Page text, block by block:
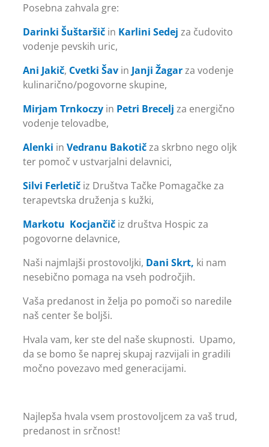
Posebna zahvala gre:
Darinki Šuštaršič in Karlini Sedej za čudovito
vodenje pevskih uric,
Ani Jakič, Cvetki Šav in Janji Žagarza vodenje
kulinarično/pogovorne skupine,
Mirjam Trnkoczy in Petri Brecelj za energično
vodenje telovadbe,
Alenki in Vedranu Bakotičza skrbno nego oljk
ter pomoč v ustvarjalni delavnici,
Silvi Ferletič iz Društva Tačke Pomagačke za
terapevtska druženja s kužki,
Markotu Kocjančič iz društva Hospic za
pogovorne delavnice,
Naši najmlajši prostovoljki, Dani Skrt, ki nam
nesebično pomaga na vseh področjih.
Vaša predanost in želja po pomoči so naredile
naš center še boljši.
Hvala vam, ker ste del naše skupnosti. Upamo,
da se bomo še naprej skupaj razvijali in gradili
močno povezavo med generacijami.
Najlepša hvala vsem prostovoljcem za vaš trud,
predanost in srčnost!